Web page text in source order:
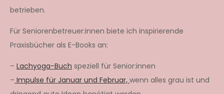
betrieben.
Für Seniorenbetreuer:innen biete ich inspirierende
Praxisbücher als E-Books an:
– Lachyoga-Buch speziell für Senior:innen
– Impulse für Januar und Februar, wenn alles grau ist und